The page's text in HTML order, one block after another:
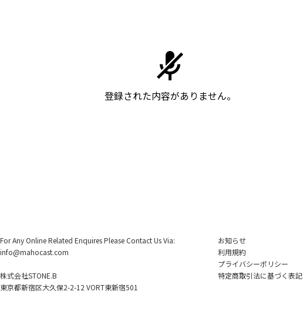
登録された内容がありません。
For Any Online Related Enquires Please Contact Us Via:
info@mahocast.com
株式会社STONE.B
東京都新宿区大久保2-2-12 VORT東新宿501
お知らせ
利用規約
プライバシーポリシー
特定商取引法に基づく表記